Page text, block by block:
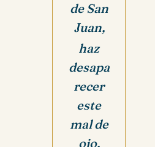
de San
Juan,
haz
desapa
recer
este
mal de
ojo,